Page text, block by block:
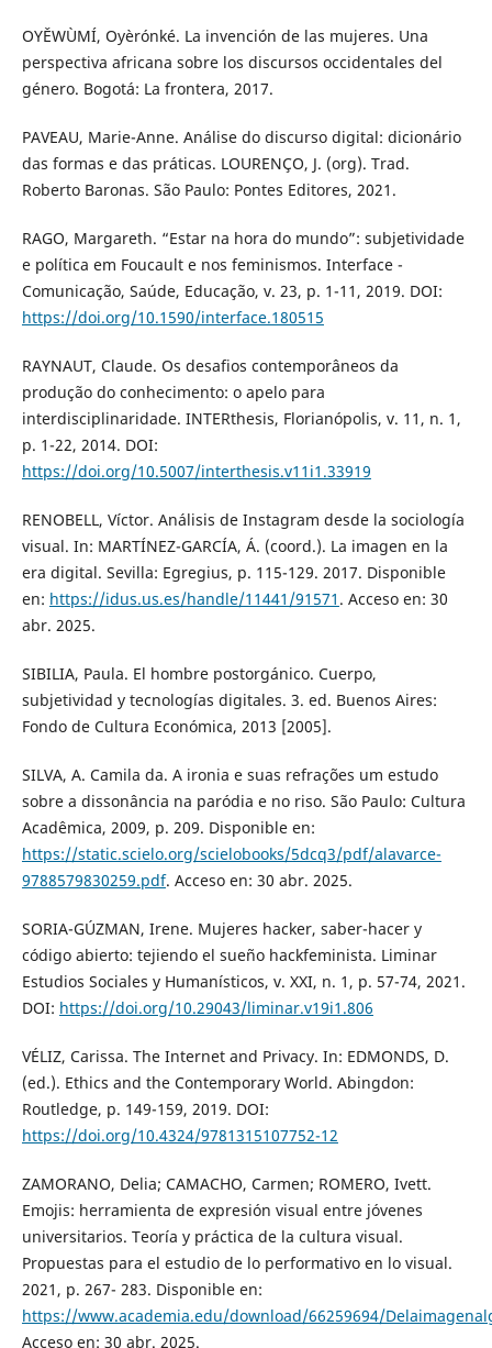
OYĚWÙMÍ, Oyèrónké. La invención de las mujeres. Una
perspectiva africana sobre los discursos occidentales del
género. Bogotá: La frontera, 2017.
PAVEAU, Marie-Anne. Análise do discurso digital: dicionário
das formas e das práticas. LOURENÇO, J. (org). Trad.
Roberto Baronas. São Paulo: Pontes Editores, 2021.
RAGO, Margareth. “Estar na hora do mundo”: subjetividade
e política em Foucault e nos feminismos. Interface -
Comunicação, Saúde, Educação, v. 23, p. 1-11, 2019. DOI:
https://doi.org/10.1590/interface.180515
RAYNAUT, Claude. Os desafios contemporâneos da
produção do conhecimento: o apelo para
interdisciplinaridade. INTERthesis, Florianópolis, v. 11, n. 1,
p. 1-22, 2014. DOI:
https://doi.org/10.5007/interthesis.v11i1.33919
RENOBELL, Víctor. Análisis de Instagram desde la sociología
visual. In: MARTÍNEZ-GARCÍA, Á. (coord.). La imagen en la
era digital. Sevilla: Egregius, p. 115-129. 2017. Disponible
en: https://idus.us.es/handle/11441/91571 . Acceso en: 30
abr. 2025.
SIBILIA, Paula. El hombre postorgánico. Cuerpo,
subjetividad y tecnologías digitales. 3. ed. Buenos Aires:
Fondo de Cultura Económica, 2013 [2005].
SILVA, A. Camila da. A ironia e suas refrações um estudo
sobre a dissonância na paródia e no riso. São Paulo: Cultura
Acadêmica, 2009, p. 209. Disponible en:
https://static.scielo.org/scielobooks/5dcq3/pdf/alavarce-
9788579830259.pdf. Acceso en: 30 abr. 2025.
SORIA-GÚZMAN, Irene. Mujeres hacker, saber-hacer y
código abierto: tejiendo el sueño hackfeminista. Liminar
Estudios Sociales y Humanísticos, v. XXI, n. 1, p. 57-74, 2021.
DOI: https://doi.org/10.29043/liminar.v19i1.806
VÉLIZ, Carissa. The Internet and Privacy. In: EDMONDS, D.
(ed.). Ethics and the Contemporary World. Abingdon:
Routledge, p. 149-159, 2019. DOI:
https://doi.org/10.4324/9781315107752-12
ZAMORANO, Delia; CAMACHO, Carmen; ROMERO, Ivett.
Emojis: herramienta de expresión visual entre jóvenes
universitarios. Teoría y práctica de la cultura visual.
Propuestas para el estudio de lo performativo en lo visual.
2021, p. 267- 283. Disponible en:
https://www.academia.edu/download/66259694/
Acceso en: 30 abr. 2025.